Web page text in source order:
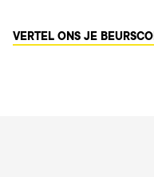
VERTEL ONS JE
AANMELDEN